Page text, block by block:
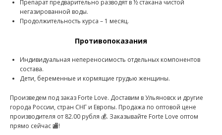
Препарат предварительно разводят в ½ стакана чистой
негазированной воды.
Продолжительность курса – 1 месяц.
Противопоказания
Индивидуальная непереносимость отдельных компонентов
состава.
Дети, беременные и кормящие грудью женщины.
Произведем под заказ Forte Love. Доставим в Ульяновск и другие
города России, стран СНГ и Европы. Продажа по оптовой цене
производителя от 82.00 рубля 💰. Заказывайте Forte Love оптом
прямо сейчас 🏬!